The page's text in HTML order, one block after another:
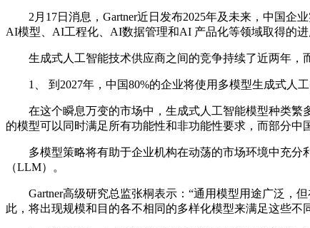
2月17日消息，Gartner近日发布2025年及未来，中国企
AI模型、AI工程化、AI数据管理和AI 产品化等领域取得的进
生成式人工智能技术供应商之间的竞争持续了近两年，而
1、 到2027年，中国80%的企业将使用多模型生成式人工
在这个瞬息万变的市场中，生成式人工智能模型种类繁多
的模型可以同时满足所有功能性和非功能性要求，而部分中
多模型策略将有助于企业机构在动荡的市场环境中充分
（LLM）。
Gartner高级研究总监张桐表示：“通用模型用途广泛，但
此，将出现规模和目的各不相同的多样化模型来满足这些不